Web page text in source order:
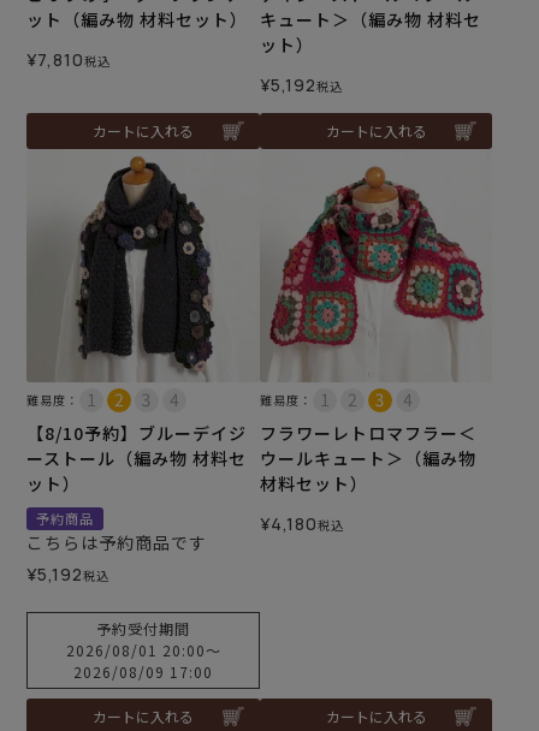
ット（編み物 材料セット）
¥7,810税込
カートに入れる
キュート＞（編み物 材料セ
ット）
¥5,192税込
カートに入れる
難易度：
【8/10予約】ブルーデイジ
ーストール（編み物 材料セ
ット）
予約商品
こちらは予約商品です
¥5,192税込
予約受付期間
2026/08/01 20:00〜
2026/08/09 17:00
カートに入れる
難易度：
フラワーレトロマフラー＜
ウールキュート＞（編み物
材料セット）
¥4,180税込
カートに入れる